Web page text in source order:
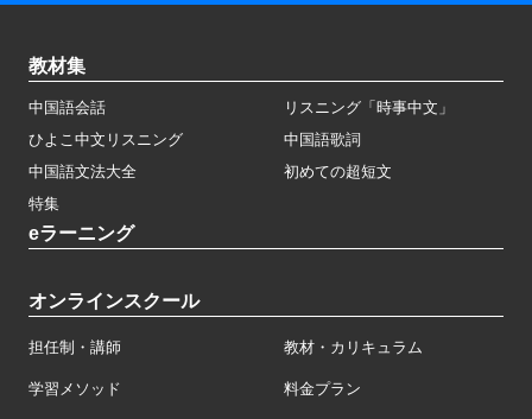
教材集
中国語会話
リスニング「時事中文」
ひよこ中文リスニング
中国語歌詞
中国語文法大全
初めての超短文
特集
eラーニング
オンラインスクール
担任制・講師 教材・カリキュラム
学習メソッド 料金プラン